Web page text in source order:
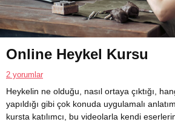
Online Heykel Kursu
2 yorumlar
Heykelin ne olduğu, nasıl ortaya çıktığı,
yapıldığı gibi çok konuda uygulamalı
kursta katılımcı, bu videolarla kendi